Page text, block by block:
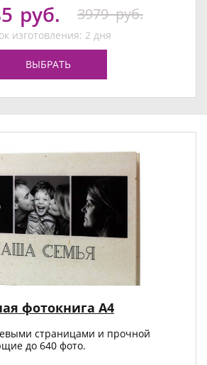
руб. 3979 руб.
изготовления: 2 дня
ВЫБРАТЬ
фотокнига А4
страницами и прочной
до 640 фото.